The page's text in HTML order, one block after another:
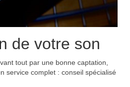
de votre son
tout par une bonne captation,
service complet : conseil spécialisé